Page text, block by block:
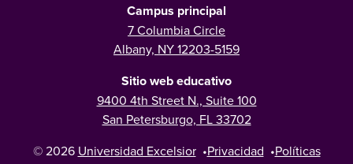
Campus principal
7 Columbia Circle
Albany, NY 12203-5159
Sitio web educativo
9400 4th Street N., Suite 100
San Petersburgo, FL 33702
© 2026 Universidad Excelsior •Privacidad •Políticas